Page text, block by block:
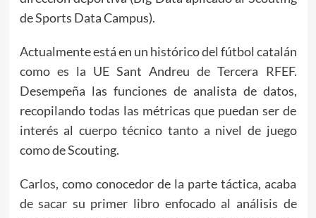
de Sports Data Campus).
Actualmente está en un histórico del fútbol catalán
como es la UE Sant Andreu de Tercera RFEF.
Desempeña las funciones de analista de datos,
recopilando todas las métricas que puedan ser de
interés al cuerpo técnico tanto a nivel de juego
como de Scouting.
Carlos, como conocedor de la parte táctica, acaba
de sacar su primer libro enfocado al análisis de